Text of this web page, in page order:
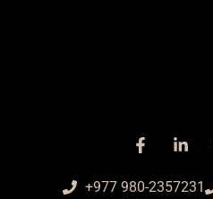
+977 980-2357231